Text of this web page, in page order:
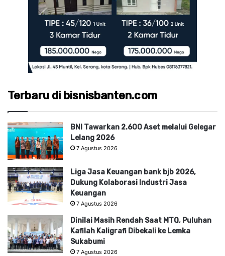
Terbaru di bisnisbanten.com
BNI Tawarkan 2.600 Aset melalui Gelegar
Lelang 2026
7 Agustus 2026
Liga Jasa Keuangan bank bjb 2026,
Dukung Kolaborasi Industri Jasa
Keuangan
7 Agustus 2026
Dinilai Masih Rendah Saat MTQ, Puluhan
Kafilah Kaligrafi Dibekali ke Lemka
Sukabumi
7 Agustus 2026